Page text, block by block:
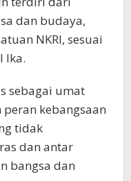
dan budaya,
NKRI, sesuai
Ika.
sebagai umat
kebangsaan
tidak
dan antar
bangsa dan